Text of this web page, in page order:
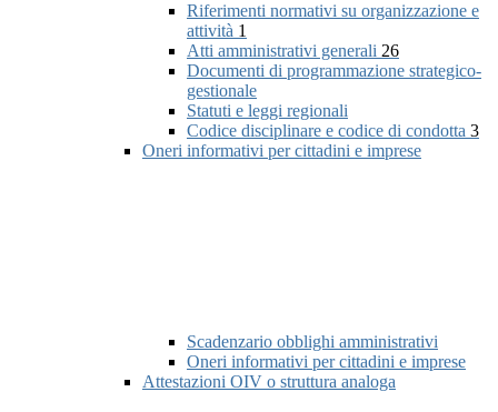
Riferimenti normativi su organizzazione e
attività 1
Atti amministrativi generali 26
Documenti di programmazione strategico-
gestionale
Statuti e leggi regionali
Codice disciplinare e codice di condotta 3
Oneri informativi per cittadini e imprese
Scadenzario obblighi amministrativi
Oneri informativi per cittadini e imprese
Attestazioni OIV o struttura analoga